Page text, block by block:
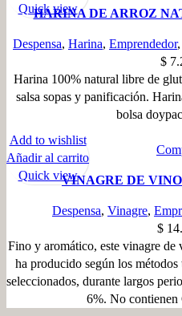
HARINA DE ARROZ
Despensa, Harina, Emprendedor,
$
Harina 100% natural libre de
salsa sopas y panificación.
bolsa
Quick view
VINAGRE DE
Despensa, Vinagre,
$
Fino y aromático, este vinagre de
ha producido según los
seleccionados, durante largos
6%. No contienen
Add to wishlist
Añadir al carrito
Quick view